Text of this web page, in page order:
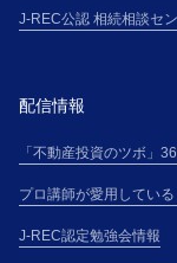
J-REC公認 相続相談セ
配信情報
「不動産投資のツボ」
プロ講師が愛用している
J-REC認定勉強会情報